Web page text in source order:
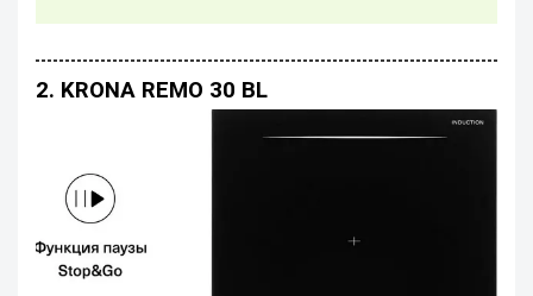
2. KRONA REMO 30 BL